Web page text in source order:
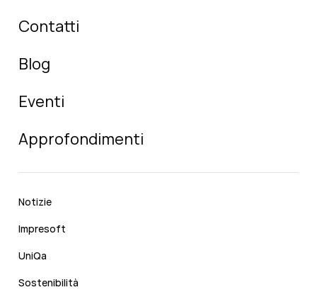
Contatti
Blog
Eventi
Approfondimenti
Notizie
Impresoft
UniQa
Sostenibilità